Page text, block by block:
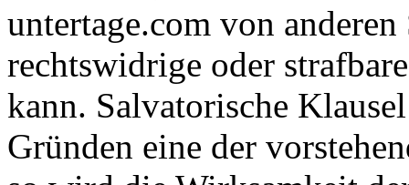
untertage.com von anderen
rechtswidrige oder
kann. Salvatorische
Gründen eine der